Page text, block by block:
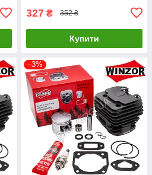
327 ₴ 352 ₴
Купити
–3%